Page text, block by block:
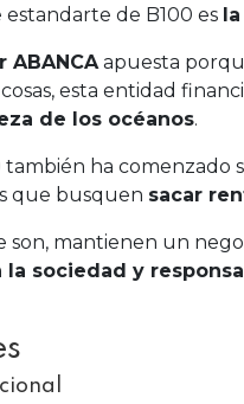
de B100 es
ABANCAapuesta
esta entidad
de los océanos.
también ha comenzado
que busquen sacar
son, mantienen un
sociedad y